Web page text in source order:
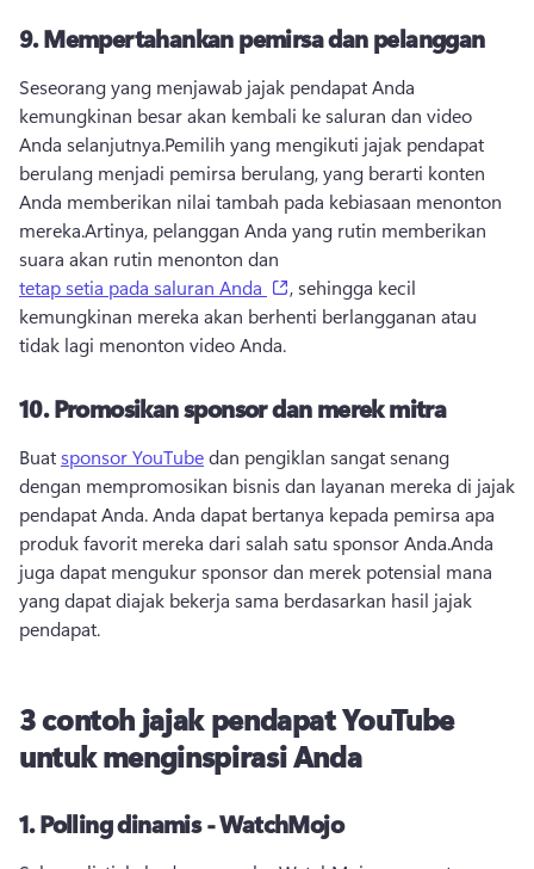
9.Mempertahankan pemirsa dan pelanggan
Seseorang yang menjawab jajak pendapat Anda
kemungkinan besar akan kembali ke saluran dan video
Anda selanjutnya.Pemilih yang mengikuti jajak pendapat
berulang menjadi pemirsa berulang, yang berarti konten
Anda memberikan nilai tambah pada kebiasaan menonton
mereka.Artinya, pelanggan Anda yang rutin memberikan
suara akan rutin menonton dan
tetap setia pada saluran Anda
(opens in a new tab)
, sehingga kecil
kemungkinan mereka akan berhenti berlangganan atau
tidak lagi menonton video Anda.
10.Promosikan sponsor dan merek mitra
Buat sponsor YouTube dan pengiklan sangat senang
dengan mempromosikan bisnis dan layanan mereka di jajak
pendapat Anda. Anda dapat bertanya kepada pemirsa apa
produk favorit mereka dari salah satu sponsor Anda.Anda
juga dapat mengukur sponsor dan merek potensial mana
yang dapat diajak bekerja sama berdasarkan hasil jajak
pendapat.
3 contoh jajak pendapat YouTube
untuk menginspirasi Anda
1.Polling dinamis - WatchMojo